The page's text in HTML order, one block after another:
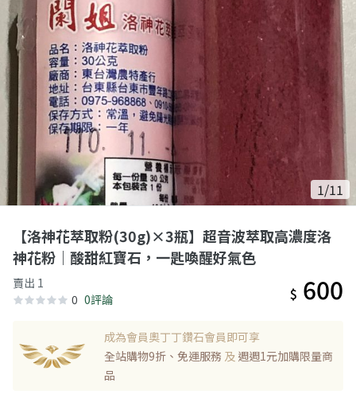
1/11
【洛神花萃取粉(30g)×3瓶】超音波萃取高濃度洛
神花粉｜酸甜紅寶石，一匙喚醒好氣色
賣出 1
0 0評論 $ 600
成為會員奧丁丁鑽石會員即可享
全站購物9折、免運服務 及 週週1元加購限量商
品